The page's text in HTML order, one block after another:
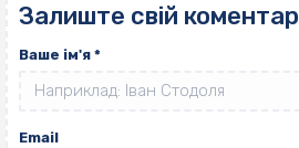
Залиште свій коментар
Ваше ім'я *
Email